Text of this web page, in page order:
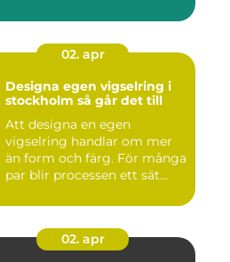
02. apr
Designa egen vigselring i
stockholm så går det till
Att designa en egen
vigselring handlar om mer
än form och färg. För många
par blir processen ett sät...
02. apr